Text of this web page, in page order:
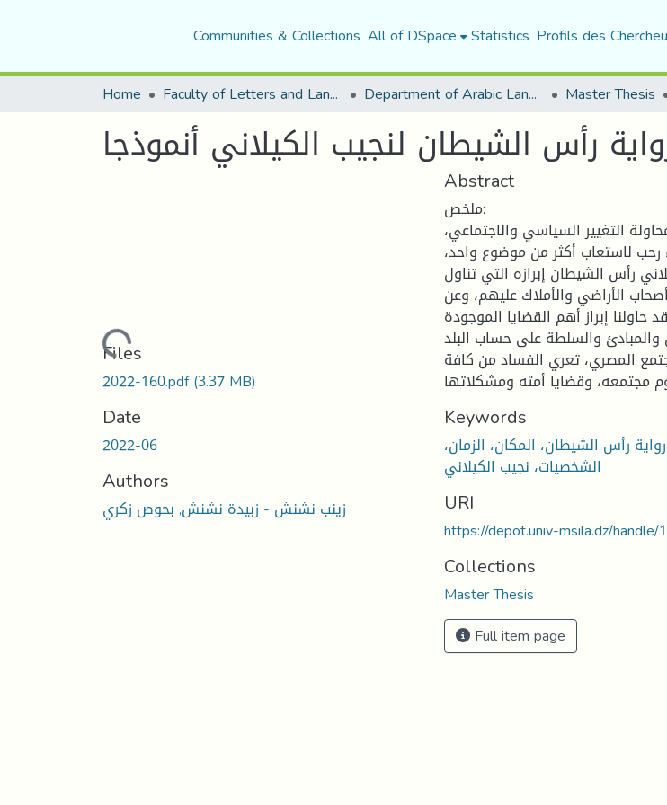
Communities & Collections All of DSpace Statistics Profils des
Home Faculty of Letters and Languages Department of Arabic Language and Literature Master Thesis
رأس الشيطان لنجيب الكيلاني أنموذجا
Loading...
Files
2022-160.pdf(3.37 MB)
Date
2022-06
Authors
زينب نشنش - زبيدة نشنش, بحوص زكري
Abstract
ملخص:
التغيير السياسي والاجتماعي،
لاستعاب أكثر من موضوع واحد،
رأس الشيطان إبرازه التي تناول
الأراضي والأملاك عليهم، وعن
إبراز أهم القضايا الموجودة
والمبادئ والسلطة على حساب البلد
المصري، تعري الفساد من كافة
Keywords
رأس الشيطان، المكان، الزمان،
الشخصيات، نجيب الكيلاني
URI
https://depot.univ-msila.dz/
Collections
Master Thesis
Full item page